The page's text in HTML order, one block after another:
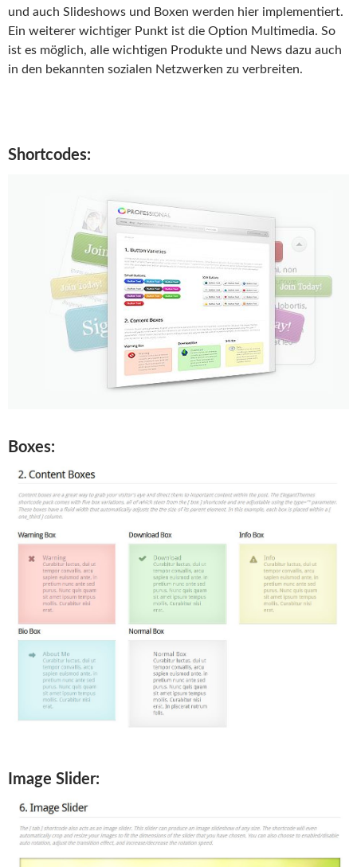
und auch Slideshows und Boxen werden hier implementiert.
Ein weiterer wichtiger Punkt ist die Option Multimedia. So
ist es möglich, alle wichtigen Produkte und News dazu auch
in den bekannten sozialen Netzwerken zu verbreiten.
Shortcodes:
Boxes:
Image Slider: